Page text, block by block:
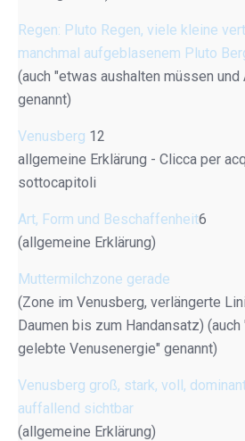
Regen: Pluto Regen, viele kleine
manchmal aufgeblasenem Pluto
(auch "etwas aushalten müssen
genannt)
Venusberg 12
allgemeine Erklärung - Clicca per
sottocapitoli
Art, Form und Beschaffenheit6
(allgemeine Erklärung)
Muttermilchzone gerade
(Zone im Venusberg, verlängerte
Daumen bis zum Handansatz)
gelebte Venusenergie" genannt)
Venusberg groß, stark, voll,
auffallend sichtbar
(allgemeine Erklärung)